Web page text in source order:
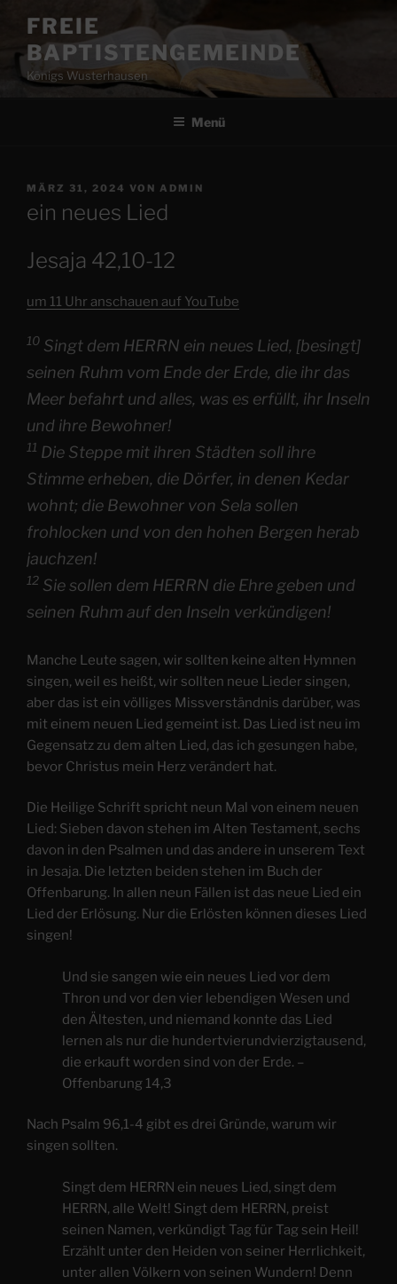
Inhalt
springen
FREIE
BAPTISTENGEMEINDE
Königs Wusterhausen
Menü
VERÖFFENTLICHT
AM
MÄRZ 31, 2024 VON ADMIN
ein neues Lied
Jesaja 42,10-12
um 11 Uhr anschauen auf YouTube
10 Singt dem HERRN ein neues Lied, [besingt]
seinen Ruhm vom Ende der Erde, die ihr das
Meer befahrt und alles, was es erfüllt, ihr Inseln
und ihre Bewohner!
11 Die Steppe mit ihren Städten soll ihre
Stimme erheben, die Dörfer, in denen Kedar
wohnt; die Bewohner von Sela sollen
frohlocken und von den hohen Bergen herab
jauchzen!
12 Sie sollen dem HERRN die Ehre geben und
seinen Ruhm auf den Inseln verkündigen!
Manche Leute sagen, wir sollten keine alten Hymnen
singen, weil es heißt, wir sollten neue Lieder singen,
aber das ist ein völliges Missverständnis darüber, was
mit einem neuen Lied gemeint ist. Das Lied ist neu im
Gegensatz zu dem alten Lied, das ich gesungen habe,
bevor Christus mein Herz verändert hat.
Die Heilige Schrift spricht neun Mal von einem neuen
Lied: Sieben davon stehen im Alten Testament, sechs
davon in den Psalmen und das andere in unserem Text
in Jesaja. Die letzten beiden stehen im Buch der
Offenbarung. In allen neun Fällen ist das neue Lied ein
Lied der Erlösung. Nur die Erlösten können dieses Lied
singen!
Und sie sangen wie ein neues Lied vor dem
Thron und vor den vier lebendigen Wesen und
den Ältesten, und niemand konnte das Lied
lernen als nur die hundertvierundvierzigtausend,
die erkauft worden sind von der Erde. –
Offenbarung 14,3
Nach Psalm 96,1-4 gibt es drei Gründe, warum wir
singen sollten.
Singt dem HERRN ein neues Lied, singt dem
HERRN, alle Welt! Singt dem HERRN, preist
seinen Namen, verkündigt Tag für Tag sein Heil!
Erzählt unter den Heiden von seiner Herrlichkeit,
unter allen Völkern von seinen Wundern! Denn